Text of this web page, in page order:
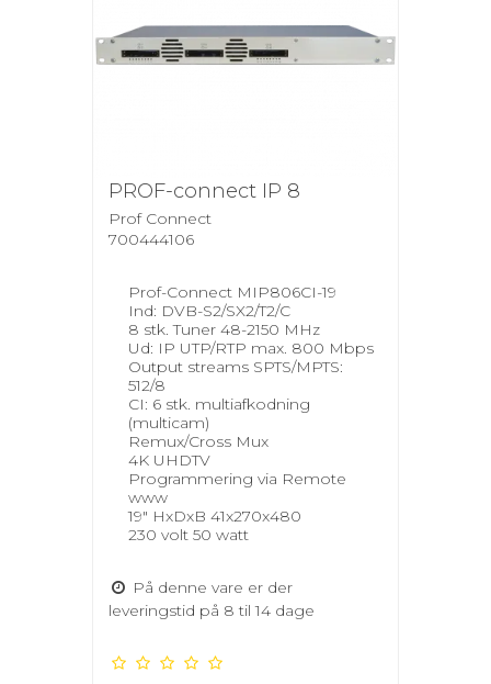
PROF-connect IP 8
Prof Connect
700444106
Prof-Connect MIP806CI-19
Ind: DVB-S2/SX2/T2/C
8 stk. Tuner 48-2150 MHz
Ud: IP UTP/RTP max. 800 Mbps
Output streams SPTS/MPTS:
512/8
CI: 6 stk. multiafkodning
(multicam)
Remux/Cross Mux
4K UHDTV
Programmering via Remote
www
19" HxDxB 41x270x480
230 volt 50 watt
På denne vare er der
leveringstid på 8 til 14 dage